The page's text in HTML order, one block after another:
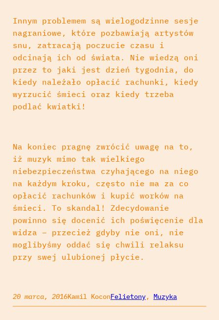
Innym problemem są wielogodzinne sesje
nagraniowe, które pozbawiają artystów
snu, zatracają poczucie czasu i
odcinają ich od świata. Nie wiedzą oni
przez to jaki jest dzień tygodnia, do
kiedy należało opłacić rachunki, kiedy
wyrzucić śmieci oraz kiedy trzeba
podlać kwiatki!
Na koniec pragnę zwrócić uwagę na to,
iż muzyk mimo tak wielkiego
niebezpieczeństwa czyhającego na niego
na każdym kroku, często nie ma za co
opłacić rachunków i kupić worków na
śmieci. To skandal! Zdecydowanie
powinno się docenić ich poświęcenie dla
widza – przecież gdyby nie oni, nie
moglibyśmy oddać się chwili relaksu
przy swej ulubionej płycie.
20 marca, 2016Kamil KoconFelietony, Muzyka